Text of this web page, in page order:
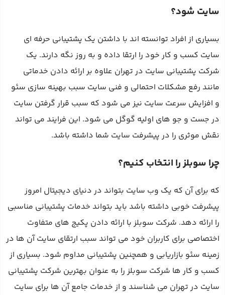
سایت شود؟
بسیاری از افراد توانسته اند با داشتن یک پشتیبانی حرفه‌ ای
سایت کسب و کار خود را ارتقا داده و به روز نگه دارند. یک
شرکت پشتیبانی سایت در تهران علاوه بر ارائه دادن خدماتی
مانند رفع مشکلات احتمالی و فنی سایت سبب بهینه‌ سازی سئو
و افزایش سرعت سایت نیز می‌ شود که سبب قرار گرفتن سایت
در جست و جو های اولیه گوگل می‌ شود. این فرایند می‌ تواند
نقش موثری را در پیشرفت سایت شما داشته باشد.
چرا سوبلز را انتخاب کنیم؟
که برای آن که یک وب سایت بتواند در دنیای دیجیتال امروز
پیشرفت خوبی داشته باشد باید بتواند خدمات پشتیبانی مناسبی
را ارائه دهد. شرکت سوبلز با ارائه دادن پکیج‌ های متفاوت
اختصاصی برای کاربران خود می‌ تواند سبب ارتقای سایت آن ها در
زمینه سئو بازاریابی و همچنین پشتیبانی مداوم شود. بسیاری از
کسب و کار ها شرکت سوبلز را به عنوان بهترین شرکت پشتیبانی
سایت در تهران می‌ شناسند و از خدمات جامع آن ها برای سایت